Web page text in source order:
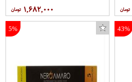
۱,۶۸۲,۰۰۰
43%
5%